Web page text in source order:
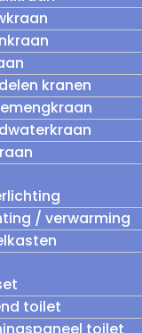
kranen
/ verwarming
toilet
toilet